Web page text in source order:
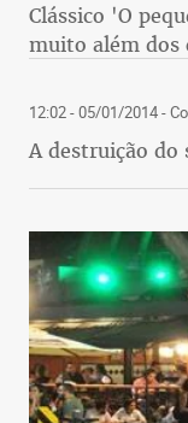
Clássico 'O
muito além dos
12:02 - 05/01/2014-
A destruição